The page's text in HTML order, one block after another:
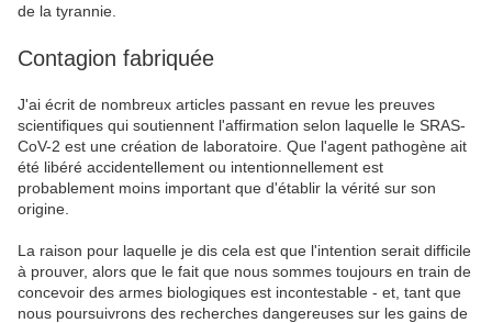
de la tyrannie.
Contagion fabriquée
J'ai écrit de nombreux articles passant en revue les preuves
scientifiques qui soutiennent l'affirmation selon laquelle le SRAS-
CoV-2 est une création de laboratoire. Que l'agent pathogène ait
été libéré accidentellement ou intentionnellement est
probablement moins important que d'établir la vérité sur son
origine.
La raison pour laquelle je dis cela est que l'intention serait difficile
à prouver, alors que le fait que nous sommes toujours en train de
concevoir des armes biologiques est incontestable - et, tant que
nous poursuivrons des recherches dangereuses sur les gains de